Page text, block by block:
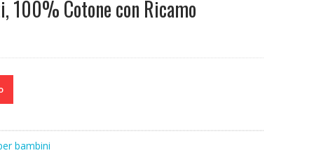
100% Cotone con Ricamo
bambini